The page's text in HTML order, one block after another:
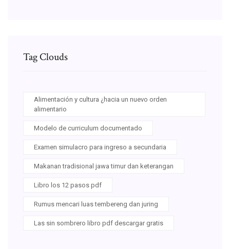
Tag Clouds
Alimentación y cultura ¿hacia un nuevo orden
alimentario
Modelo de curriculum documentado
Examen simulacro para ingreso a secundaria
Makanan tradisional jawa timur dan keterangan
Libro los 12 pasos pdf
Rumus mencari luas tembereng dan juring
Las sin sombrero libro pdf descargar gratis